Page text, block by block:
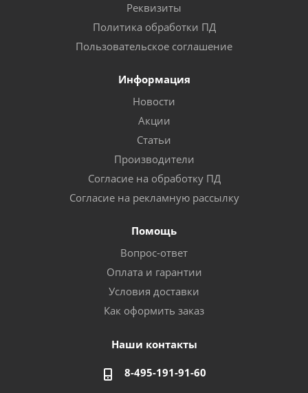
Реквизиты
Политика обработки ПД
Пользовательское соглашение
Информация
Новости
Акции
Статьи
Производители
Согласие на обработку ПД
Согласие на рекламную рассылку
Помощь
Вопрос-ответ
Оплата и гарантии
Условия доставки
Как оформить заказ
Наши контакты
8-495-191-91-60